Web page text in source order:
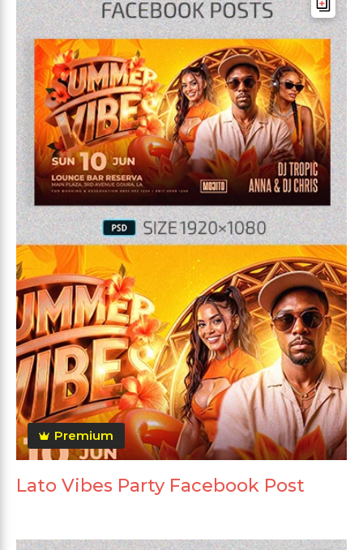
Premium
Lato Vibes Party Facebook Post